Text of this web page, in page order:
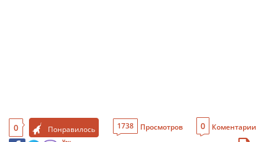
0 Понравилось 1738 Просмотров 0 Коментарии